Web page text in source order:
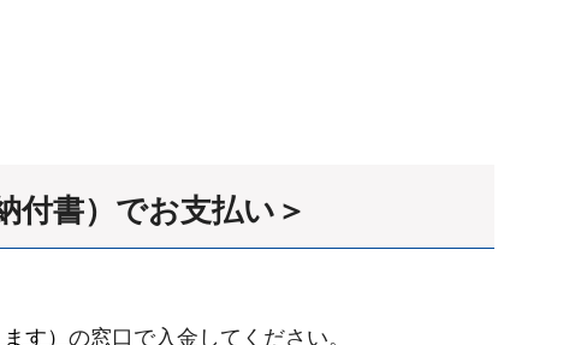
付書）でお支払い＞
す） の窓口で入金してください。